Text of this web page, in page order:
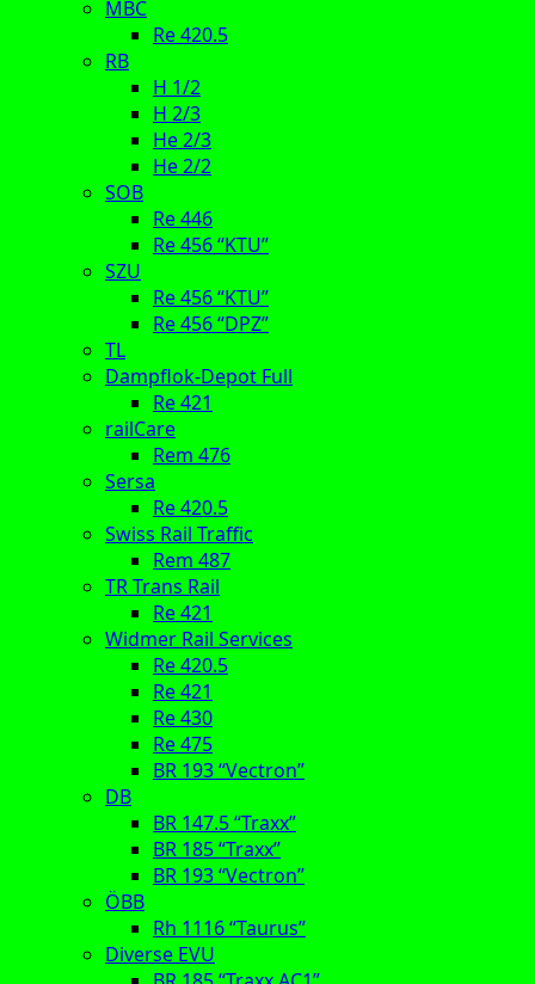
MBC
Re 420.5
RB
H 1/2
H 2/3
He 2/3
He 2/2
SOB
Re 446
Re 456 “KTU”
SZU
Re 456 “KTU”
Re 456 “DPZ”
TL
Dampflok-Depot Full
Re 421
railCare
Rem 476
Sersa
Re 420.5
Swiss Rail Traffic
Rem 487
TR Trans Rail
Re 421
Widmer Rail Services
Re 420.5
Re 421
Re 430
Re 475
BR 193 “Vectron”
DB
BR 147.5 “Traxx”
BR 185 “Traxx”
BR 193 “Vectron”
ÖBB
Rh 1116 “Taurus”
Diverse EVU